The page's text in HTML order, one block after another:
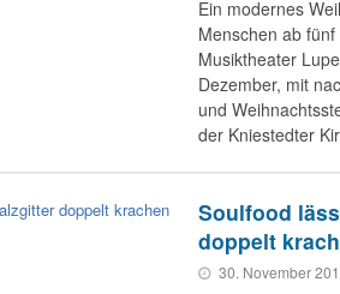
Ein modernes
Menschen ab
Musiktheater
Dezember, mit
und
der Kniestedter
Soulfood
doppelt
30. November